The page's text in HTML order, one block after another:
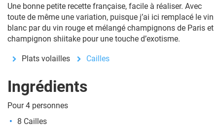
Une bonne petite recette française, facile à réaliser. Avec
toute de même une variation, puisque j’ai ici remplacé le vin
blanc par du vin rouge et mélangé champignons de Paris et
champignon shiitake pour une touche d’exotisme.
Plats volailles Cailles
Ingrédients
Pour 4 personnes
8 Cailles